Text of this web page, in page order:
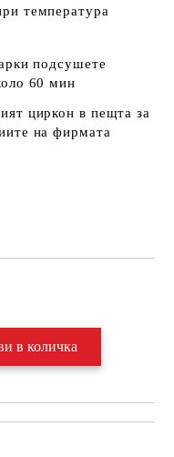
температура
подсушете
60 мин
циркон в пещта за
на фирмата